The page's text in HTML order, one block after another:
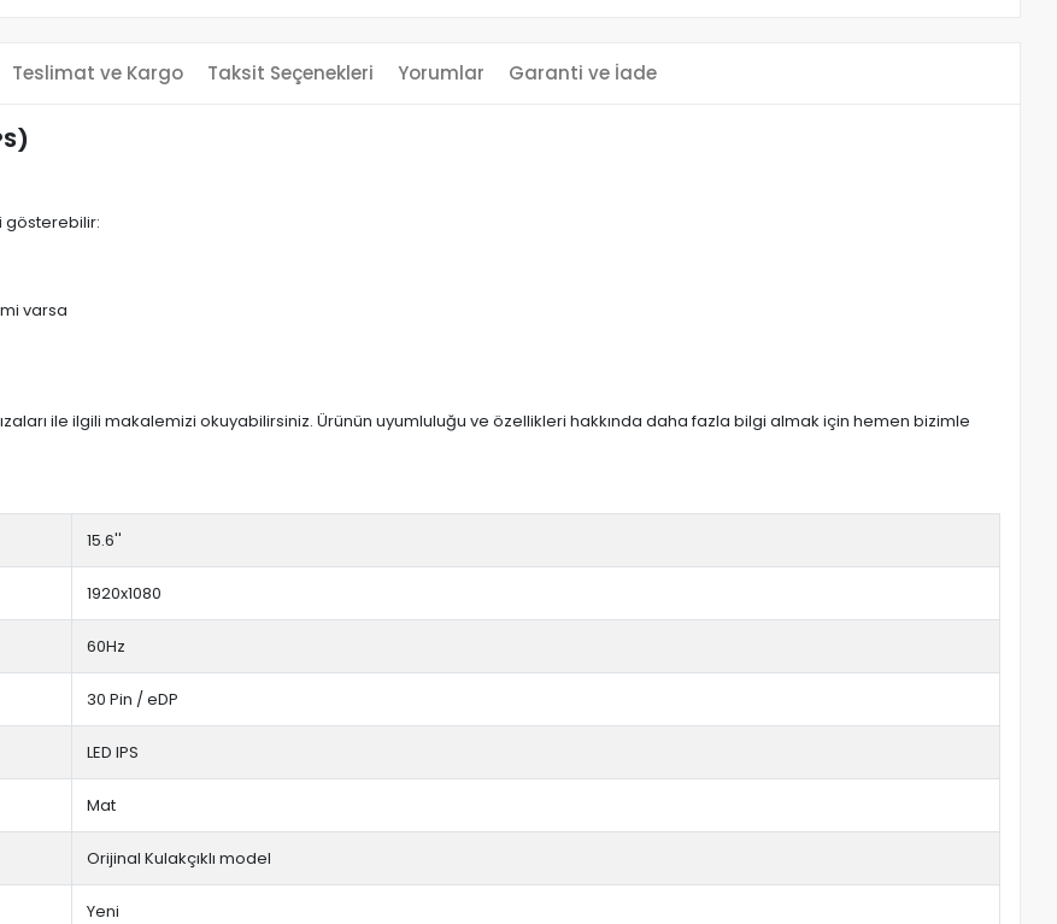
Teslimat ve Kargo Taksit Seçenekleri Yorumlar Garanti ve İade
gösterebilir:
varsa
ile ilgili makalemizi okuyabilirsiniz. Ürünün uyumluluğu ve özellikleri hakkında daha fazla bilgi almak için hemen bizimle
15.6''
1920x1080
60Hz
30 Pin / eDP
LED IPS
Mat
Orijinal Kulakçıklı model
Yeni